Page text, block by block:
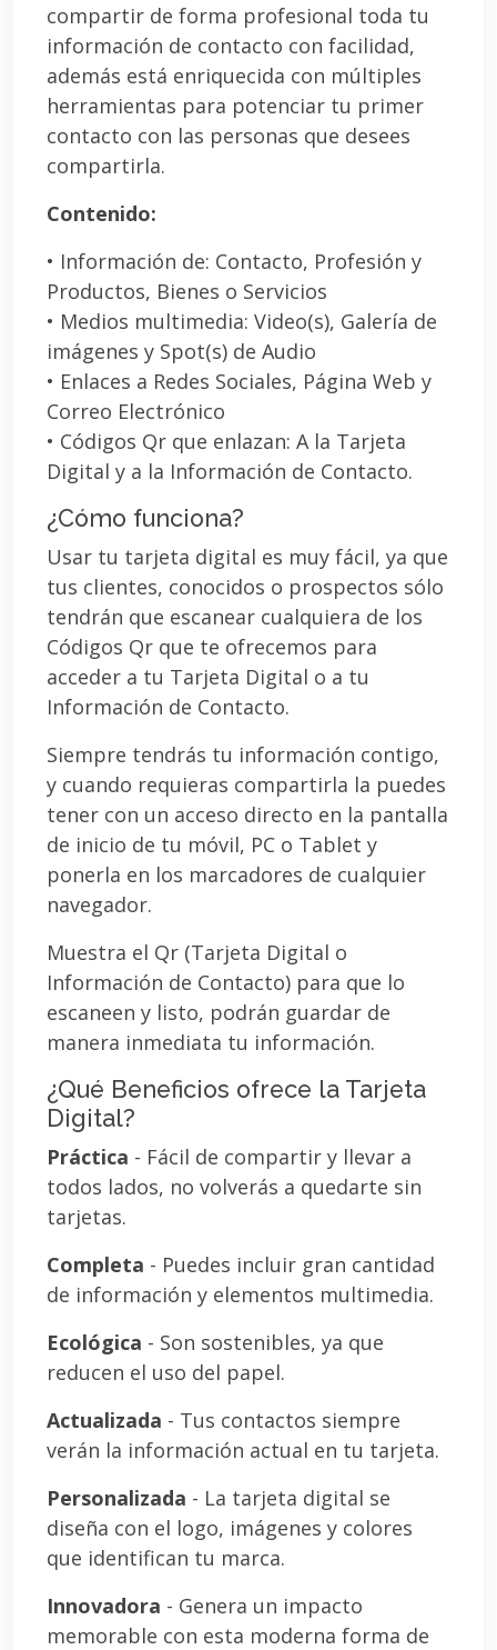
compartir de forma profesional toda tu
información de contacto con facilidad,
además está enriquecida con múltiples
herramientas para potenciar tu primer
contacto con las personas que desees
compartirla.
Contenido:
• Información de: Contacto, Profesión y
Productos, Bienes o Servicios
• Medios multimedia: Video(s), Galería de
imágenes y Spot(s) de Audio
• Enlaces a Redes Sociales, Página Web y
Correo Electrónico
• Códigos Qr que enlazan: A la Tarjeta
Digital y a la Información de Contacto.
¿Cómo funciona?
Usar tu tarjeta digital es muy fácil, ya que
tus clientes, conocidos o prospectos sólo
tendrán que escanear cualquiera de los
Códigos Qr que te ofrecemos para
acceder a tu Tarjeta Digital o a tu
Información de Contacto.
Siempre tendrás tu información contigo,
y cuando requieras compartirla la puedes
tener con un acceso directo en la pantalla
de inicio de tu móvil, PC o Tablet y
ponerla en los marcadores de cualquier
navegador.
Muestra el Qr (Tarjeta Digital o
Información de Contacto) para que lo
escaneen y listo, podrán guardar de
manera inmediata tu información.
¿Qué Beneficios ofrece la Tarjeta
Digital?
Práctica - Fácil de compartir y llevar a
todos lados, no volverás a quedarte sin
tarjetas.
Completa - Puedes incluir gran cantidad
de información y elementos multimedia.
Ecológica - Son sostenibles, ya que
reducen el uso del papel.
Actualizada - Tus contactos siempre
verán la información actual en tu tarjeta.
Personalizada - La tarjeta digital se
diseña con el logo, imágenes y colores
que identifican tu marca.
Innovadora - Genera un impacto
memorable con esta moderna forma de